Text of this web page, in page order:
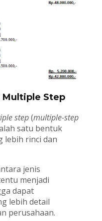
Multiple Step
step(multiple-step
satu bentuk
lebih rinci dan
jenis
menjadi
dapat
lebih detail
perusahaan.